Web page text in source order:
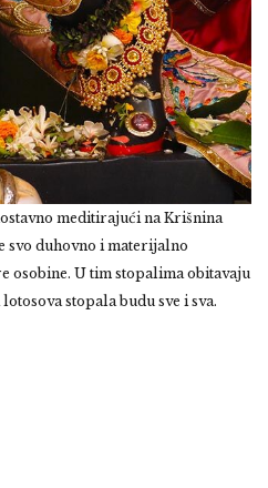
meditirajući na Krišnina
svo duhovno i materijalno
osobine. U tim stopalima obitavaju
stopala budu sve i sva.